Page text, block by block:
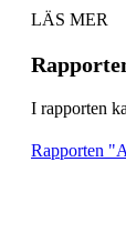
LÄS MER
I rapporten
Rapporten